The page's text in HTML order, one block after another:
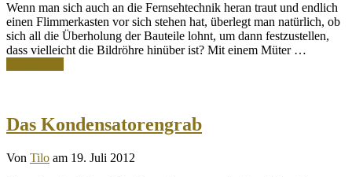
Wenn man sich auch an die Fernsehtechnik heran traut und endlich
einen Flimmerkasten vor sich stehen hat, überlegt man natürlich, ob
sich all die Überholung der Bauteile lohnt, um dann festzustellen,
dass vielleicht die Bildröhre hinüber ist? Mit einem Müter …
Das Kondensatorengrab
Von Tilo am 19. Juli 2012